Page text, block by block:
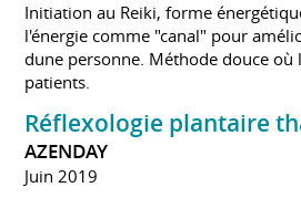
Initiation au Reiki, forme
l'énergie comme "canal" pour
dune personne. Méthode douce où
patients.
Réflexologie plantaire
AZENDAY
Juin 2019